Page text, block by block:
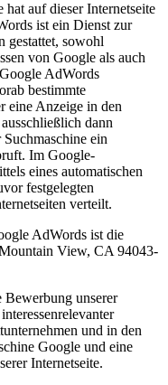
auf dieser Internetseite
ist ein Dienst zur
gestattet, sowohl
von Google als auch
AdWords
bestimmte
eine Anzeige in den
dann
ein
Im Google-
eines automatischen
festgelegten
verteilt.
AdWords ist die
View, CA 94043-
unserer
und in den
Google und eine
Internetseite.